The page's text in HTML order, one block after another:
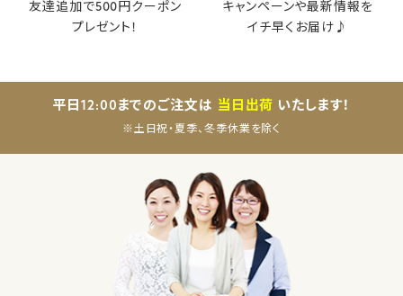
友達追加で500円クーポン
プレゼント！
キャンペーンや最新情報を
イチ早くお届け♪
平日12:00までのご注文は 当日出荷 いたします！
※土日祝・夏季、冬季休業を除く